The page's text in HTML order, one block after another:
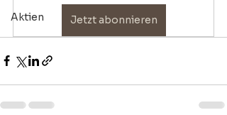
Aktien
Jetzt abonnieren